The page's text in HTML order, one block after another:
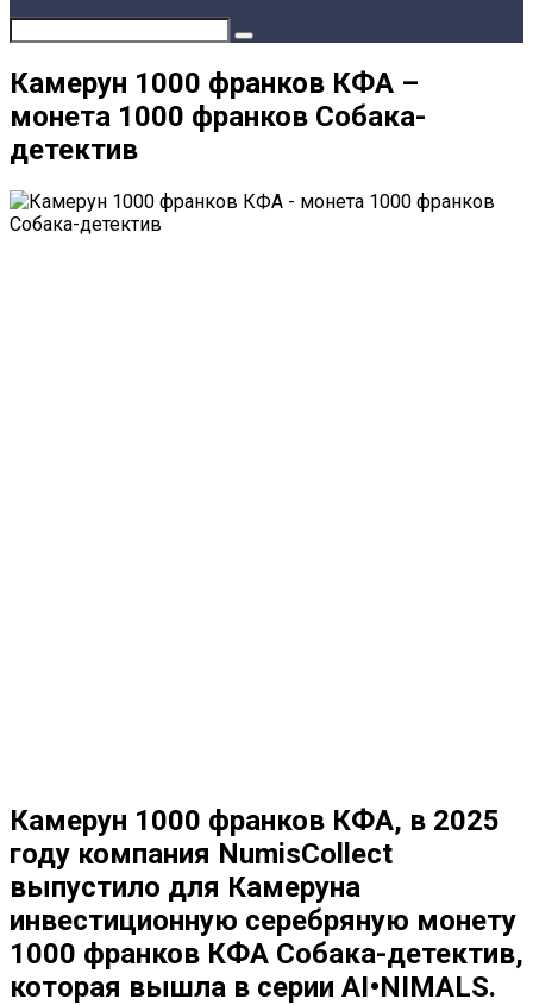
Камерун 1000 франков КФА –
монета 1000 франков Собака-
детектив
Камерун 1000 франков КФА, в 2025
году компания NumisCollect
выпустило для Камеруна
инвестиционную серебряную монету
1000 франков КФА Собака-детектив,
которая вышла в серии AI•NIMALS.